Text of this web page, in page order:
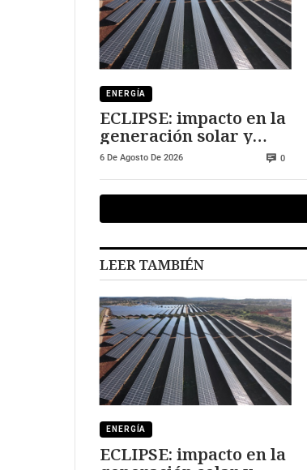
ENERGÍA
ECLIPSE: impacto en la
generación solar y
fotovoltaica
6 De Agosto De 2026 0
LEER TAMBIÉN
ENERGÍA
ECLIPSE: impacto en la